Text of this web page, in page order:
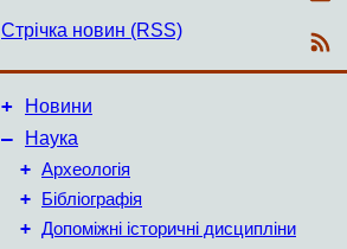
Стрічка новин (RSS)
+ Новини
–
Наука
+ Археологія
+ Бібліографія
+ Допоміжні історичні дисципліни